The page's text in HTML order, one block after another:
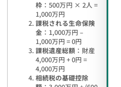
枠 ：500万円 × 2人 =
1,000万円
課税される生命保険
金 ：1,000万円 –
1,000万円 = 0円
課税遺産総額 ：財産
4,000万円 + 0円 =
4,000万円
相続税の基礎控除